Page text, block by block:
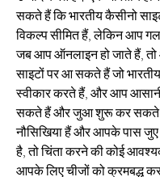
सकते हैं कि भारतीय कैसीनो
विकल्प सीमित हैं, लेकिन आप
जब आप ऑनलाइन हो जाते हैं,
साइटों पर आ सकते हैं जो
स्वीकार करते हैं, और आप
सकते हैं और जुआ शुरू कर सकते
नौसिखिया हैं और आपके पास जुए
है, तो चिंता करने की कोई
आपके लिए चीजों को क्रमबद्ध